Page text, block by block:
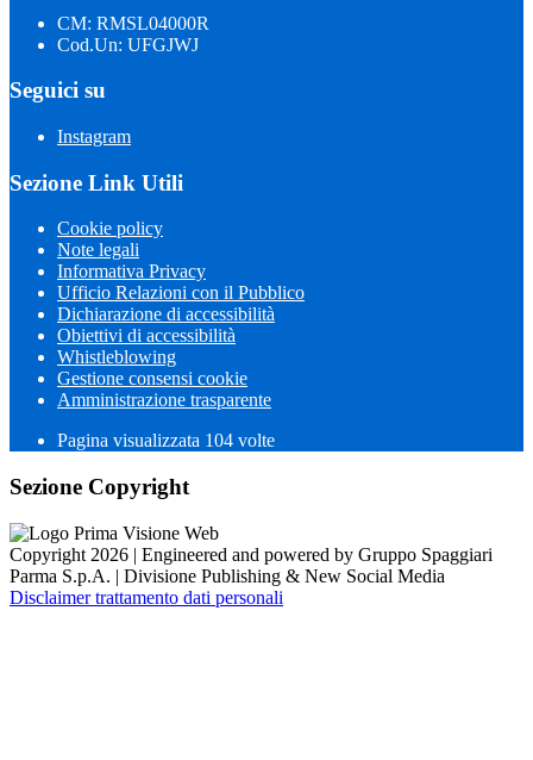
CM: RMSL04000R
Cod.Un: UFGJWJ
Seguici su
Instagram
Sezione Link Utili
Cookie policy
Note legali
Informativa Privacy
Ufficio Relazioni con il Pubblico
Dichiarazione di accessibilità
Obiettivi di accessibilità
Whistleblowing
Gestione consensi cookie
Amministrazione trasparente
Pagina visualizzata 104 volte
Sezione Copyright
Copyright 2026 | Engineered and powered by Gruppo Spaggiari
Parma S.p.A. | Divisione Publishing & New Social Media
Disclaimer trattamento dati personali